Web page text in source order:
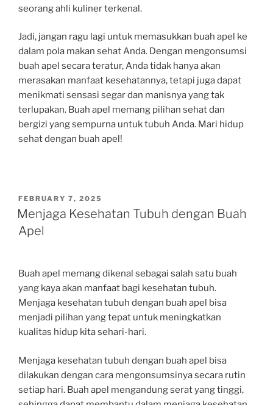
seorang ahli kuliner terkenal.
Jadi, jangan ragu lagi untuk memasukkan buah apel ke
dalam pola makan sehat Anda. Dengan mengonsumsi
buah apel secara teratur, Anda tidak hanya akan
merasakan manfaat kesehatannya, tetapi juga dapat
menikmati sensasi segar dan manisnya yang tak
terlupakan. Buah apel memang pilihan sehat dan
bergizi yang sempurna untuk tubuh Anda. Mari hidup
sehat dengan buah apel!
POSTED
ON
FEBRUARY 7, 2025
Menjaga Kesehatan Tubuh dengan Buah
Apel
Buah apel memang dikenal sebagai salah satu buah
yang kaya akan manfaat bagi kesehatan tubuh.
Menjaga kesehatan tubuh dengan buah apel bisa
menjadi pilihan yang tepat untuk meningkatkan
kualitas hidup kita sehari-hari.
Menjaga kesehatan tubuh dengan buah apel bisa
dilakukan dengan cara mengonsumsinya secara rutin
setiap hari. Buah apel mengandung serat yang tinggi,